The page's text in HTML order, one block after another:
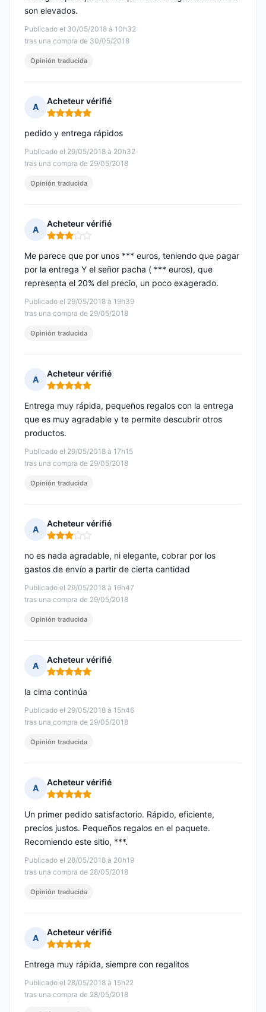
Publicado el 30/05/2018 à 10h32
tras una compra de 30/05/2018
son elevados.
Opinión traducida
A
Acheteur vérifié
Nota: 5 de 5
Publicado el 29/05/2018 à 20h32
tras una compra de 29/05/2018
pedido y entrega rápidos
Opinión traducida
A
Acheteur vérifié
Nota: 3 de 5
Publicado el 29/05/2018 à 19h39
tras una compra de 29/05/2018
Me parece que por unos *** euros, teniendo que pagar
por la entrega Y el señor pacha ( *** euros), que
representa el 20% del precio, un poco exagerado.
Opinión traducida
A
Acheteur vérifié
Nota: 5 de 5
Publicado el 29/05/2018 à 17h15
tras una compra de 29/05/2018
Entrega muy rápida, pequeños regalos con la entrega
que es muy agradable y te permite descubrir otros
productos.
Opinión traducida
A
Acheteur vérifié
Nota: 3 de 5
Publicado el 29/05/2018 à 16h47
tras una compra de 29/05/2018
no es nada agradable, ni elegante, cobrar por los
gastos de envío a partir de cierta cantidad
Opinión traducida
A
Acheteur vérifié
Nota: 5 de 5
Publicado el 29/05/2018 à 15h46
tras una compra de 29/05/2018
la cima continúa
Opinión traducida
A
Acheteur vérifié
Nota: 5 de 5
Publicado el 28/05/2018 à 20h19
tras una compra de 28/05/2018
Un primer pedido satisfactorio. Rápido, eficiente,
precios justos. Pequeños regalos en el paquete.
Recomiendo este sitio, ***.
Opinión traducida
A
Acheteur vérifié
Nota: 5 de 5
Publicado el 28/05/2018 à 15h22
tras una compra de 28/05/2018
Entrega muy rápida, siempre con regalitos